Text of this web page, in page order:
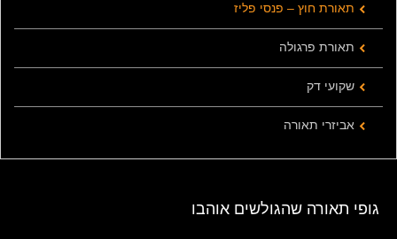
תאורת חוץ – פנסי פליז
תאורת פרגולה
שקועי דק
אביזרי תאורה
גופי תאורה שהגולשים אוהבו